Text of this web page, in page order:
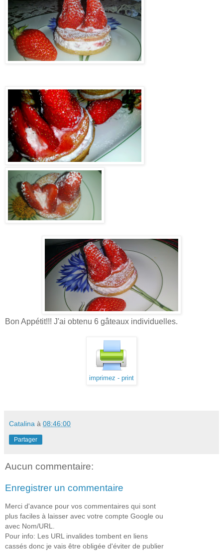
Bon Appétit!!! J'ai obtenu 6 gâteaux individuelles.
imprimez - print
Catalina à 08:46:00
Partager
Aucun commentaire:
Enregistrer un commentaire
Merci d'avance pour vos commentaires qui sont
plus faciles à laisser avec votre compte Google ou
avec Nom/URL.
Pour info: Les URL invalides tombent en liens
cassés donc je vais être obligée d'éviter de publier